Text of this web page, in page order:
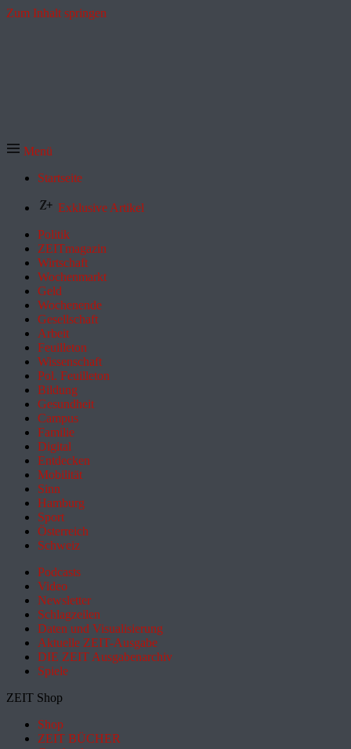
Zum Inhalt springen
Menü
Startseite
Exklusive Artikel
Politik
ZEITmagazin
Wirtschaft
Wochenmarkt
Geld
Wochenende
Gesellschaft
Arbeit
Feuilleton
Wissenschaft
Pol. Feuilleton
Bildung
Gesundheit
Campus
Familie
Digital
Entdecken
Mobilität
Sinn
Hamburg
Sport
Österreich
Schweiz
Podcasts
Video
Newsletter
Schlagzeilen
Daten und Visualisierung
Aktuelle ZEIT-Ausgabe
DIE ZEIT Ausgabenarchiv
Spiele
ZEIT Shop
Shop
ZEIT BÜCHER